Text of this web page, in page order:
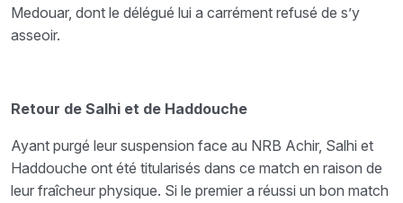
Medouar, dont le délégué lui a carrément refusé de s’y
asseoir.
Retour de Salhi et de Haddouche
Ayant purgé leur suspension face au NRB Achir, Salhi et
Haddouche ont été titularisés dans ce match en raison de
leur fraîcheur physique. Si le premier a réussi un bon match